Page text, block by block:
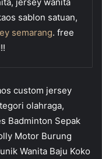
sablon satuan,
semarang. free
custom jersey
olahraga,
Badminton Sepak
Motor Burung
Wanita Baju Koko